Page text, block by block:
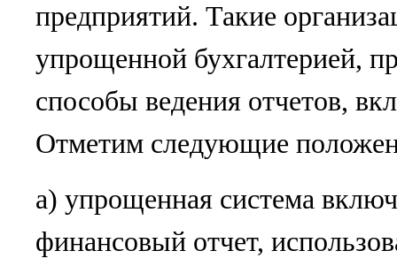
предприятий. Такие
упрощенной бухгалтерией,
способы ведения отчетов,
Отметим следующие
а) упрощенная система
финансовый отчет,